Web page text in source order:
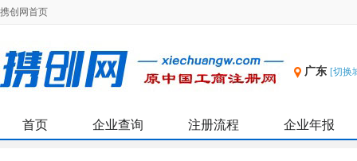
携创网首页
广东 [切换
首页 企业查询 注册流程 企业年报